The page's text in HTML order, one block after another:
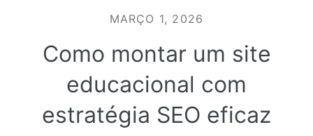
MARÇO 1, 2026
Como montar um site
educacional com
estratégia SEO eficaz